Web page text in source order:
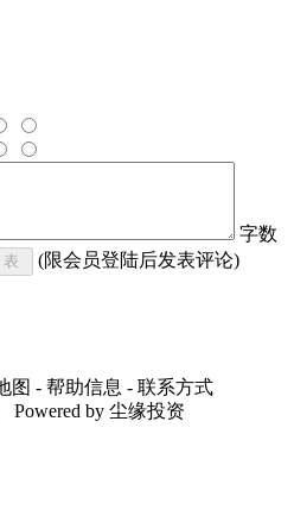
字数
(限会员登陆后发表评论)
图 - 帮助信息 - 联系方式
by 尘缘投资